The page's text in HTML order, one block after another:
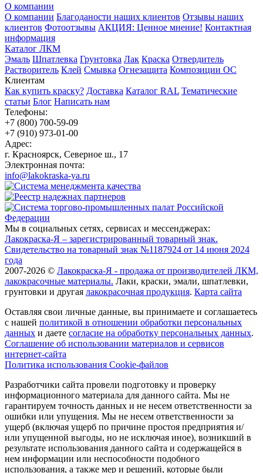
О компании
О компании Благоданости наших клиентов Отзывы наших
клиентов Фотоотзывы АКЦИЯ: Ценное мнение! Контактная
информация
Каталог ЛКМ
Эмаль Шпатлевка Грунтовка Лак Краска Отвердитель
Растворитель Клей Смывка Огнезащита Композиции ОС
Клиентам
Как купить краску? Доставка Каталог RAL Тематические
статьи Блог Написать нам
Телефоны:
+7 (800) 700-59-09
+7 (910) 973-01-00
Адрес:
г. Красноярск, Северное ш., 17
Электронная почта:
info@lakokraska-ya.ru
Мы в социальных сетях, сервисах и мессенджерах:
Лакокраска-Я – зарегистрированный товарный знак.
Свидетельство на товарный знак №1187924 от 14 июня 2024
года
2007-2026 © Лакокраска-Я - продажа от производителей ЛКМ,
лакокрасочные материалы. Лаки, краски, эмали, шпатлевки,
грунтовки и другая лакокрасочная продукция. Карта сайта
Оставляя свои личные данные, вы принимаете и соглашаетесь
с нашей политикой в отношении обработки персональных
данных и даете cогласие на обработку персональных данных.
Соглашение об использовании материалов и сервисов
интернет-сайта
Политика использования Cookie-файлов
Разработчики сайта провели подготовку и проверку
информационного материала для данного сайта. Мы не
гарантируем точность данных и не несем ответственности за
ошибки или упущения. Мы не несем ответственности за
ущерб (включая ущерб по причине простоя предприятия и/
или упущенной выгоды, но не исключая иное), возникший в
результате использования данного сайта и содержащейся в
нем информации или неспособности подобного
использования, а также мер и решений, которые были